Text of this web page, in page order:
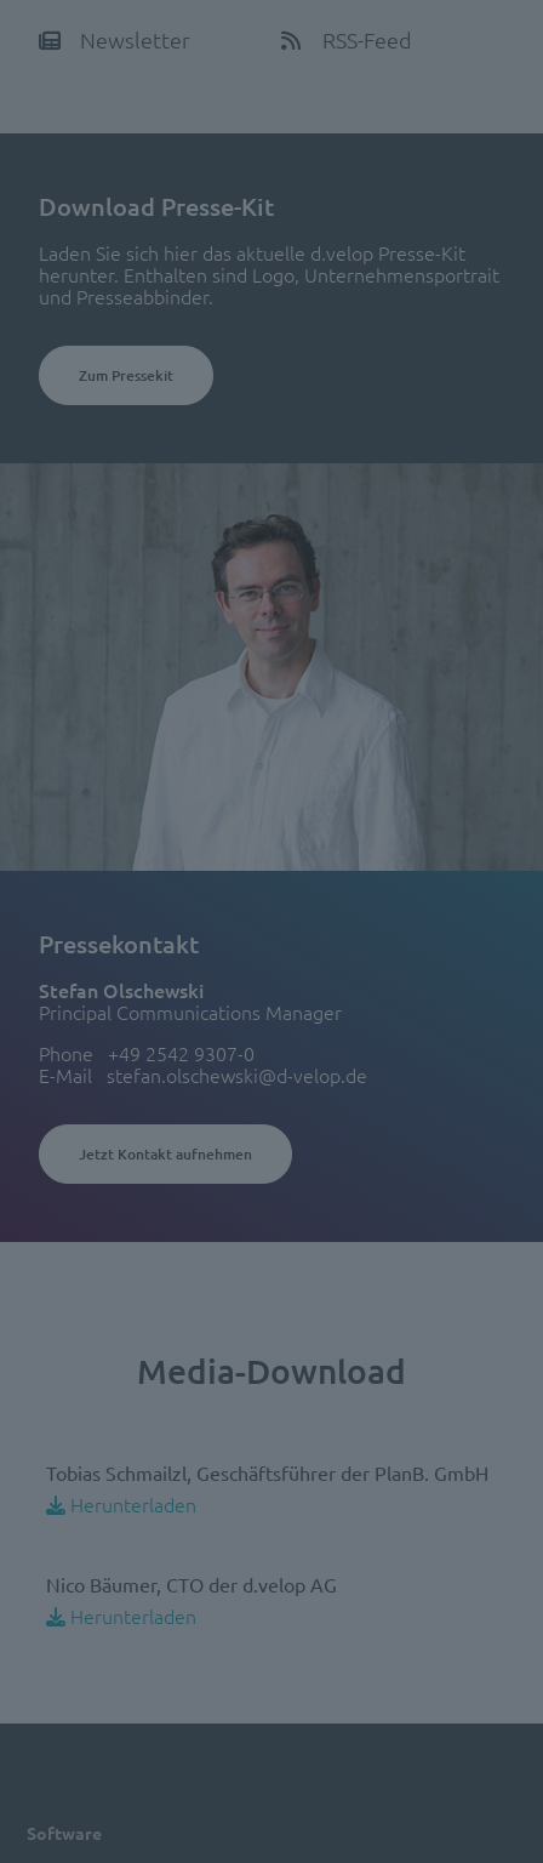
Media-Download
Tobias Schmailzl, Geschäftsführer der PlanB. GmbH
Herunterladen
Nico Bäumer, CTO der d.velop AG
Herunterladen
Newsletter RSS-Feed
Download Presse-Kit
Laden Sie sich hier das aktuelle d.velop Presse-Kit
herunter. Enthalten sind Logo, Unternehmensportrait
und Presseabbinder.
Zum Pressekit
Pressekontakt
Stefan Olschewski
Principal Communications Manager
Phone
+49 2542 9307-0
E-Mail
stefan.olschewski@d-velop.de
Jetzt Kontakt aufnehmen
Software